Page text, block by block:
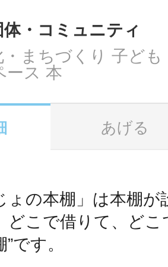
メール
・コミュニティ
・まちづくり 子ど
ース 本
あげる
ょの本棚」は本棚
どこで借りて、どこ
です。
地域ごとの
智頭
鴻巣